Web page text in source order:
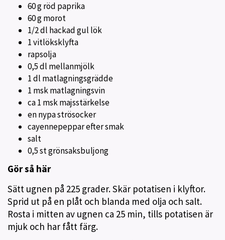
60 g röd paprika
60 g morot
1/2 dl hackad gul lök
1 vitlöksklyfta
rapsolja
0,5 dl mellanmjölk
1 dl matlagningsgrädde
1 msk matlagningsvin
ca 1 msk majsstärkelse
en nypa strösocker
cayennepeppar efter smak
salt
0,5 st grönsaksbuljong
Gör så här
Sätt ugnen på 225 grader. Skär potatisen i klyftor.
Sprid ut på en plåt och blanda med olja och salt.
Rosta i mitten av ugnen ca 25 min, tills potatisen är
mjuk och har fått färg.